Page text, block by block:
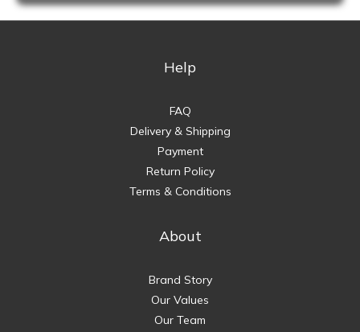
Help
FAQ
Delivery & Shipping
Payment
Return Policy
Terms & Conditions
About
Brand Story
Our Values
Our Team